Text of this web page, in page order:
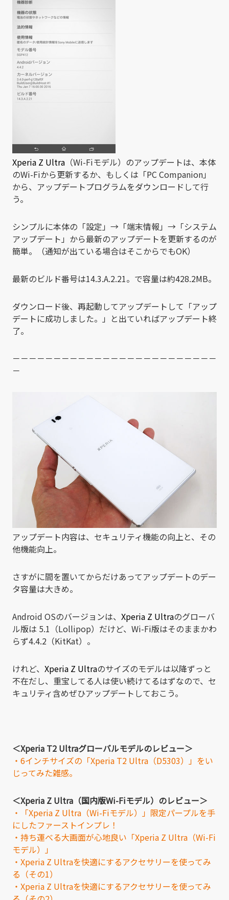
Xperia Z Ultra （Wi-Fiモデル）のアップデートは、本体
のWi-Fiから更新するか、もしくは「PC Companion」
から、アップデートプログラムをダウンロードして行
う。
シンプルに本体の「設定」→「端末情報」→「システム
アップデート」から最新のアップデートを更新するのが
簡単。（通知が出ている場合はそこからでもOK）
最新のビルド番号は14.3.A.2.21。で容量は約428.2MB。
ダウンロード後、再起動してアップデートして「アップ
デートに成功しました。」と出ていればアップデート終
了。
－－－－－－－－－－－－－－－－－－－－－－－－－
－
アップデート内容は、セキュリティ機能の向上と、その
他機能向上。
さすがに間を置いてからだけあってアップデートのデー
タ容量は大きめ。
Android OSのバージョンは、 Xperia Z Ultraのグローバ
ル版は 5.1（Lollipop）だけど、Wi-Fi版はそのままかわ
らず4.4.2（KitKat）。
けれど、 Xperia Z Ultraのサイズのモデルは以降ずっと
不在だし、重宝してる人は使い続けてるはずなので、セ
キュリティ含めぜひアップデートしておこう。
＜Xperia T2 Ultraグローバルモデルのレビュー＞
・6インチサイズの「Xperia T2 Ultra（D5303）」をい
じってみた雑感。
＜Xperia Z Ultra（国内版Wi-Fiモデル）のレビュー＞
・「Xperia Z Ultra（Wi-Fiモデル）」限定パープルを手
にしたファーストインプレ！
・持ち運べる大画面が心地良い「Xperia Z Ultra（Wi-Fi
モデル）」
・Xperia Z Ultraを快適にするアクセサリーを使ってみ
る（その1）
・Xperia Z Ultraを快適にするアクセサリーを使ってみ